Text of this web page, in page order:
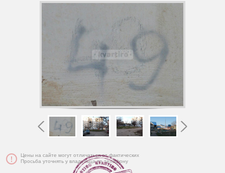
Цены на сайте могут отличаться от фактических
Просьба уточнять у владельца по телефону